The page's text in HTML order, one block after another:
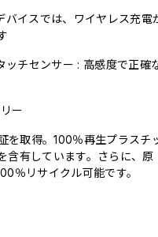
イスでは、ワイヤレス充電
ッチセンサー : 高感度で正確
ー
を取得。100％再生プラスチ
含有しています。さらに、原
％リサイクル可能です。